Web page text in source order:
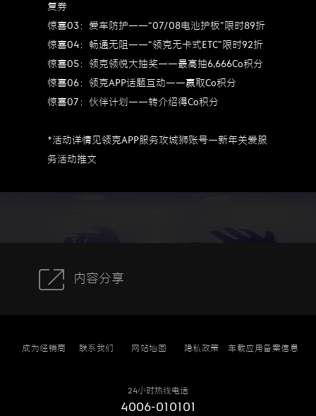
复券
惊喜03：爱车防护——“07/08电池护板”限时89折
惊喜04：畅通无阻——“领克无卡式ETC”限时92折
惊喜05：领克领悦大抽奖——最高抽6,666Co积分
惊喜06：领克APP话题互动——赢取Co积分
惊喜07：伙伴计划——转介绍得Co积分
*活动详情见领克APP服务攻城狮账号—新年关爱服
务活动推文
内容分享
成为经销商 联系我们 网站地图 隐私政策 车载应用备案信息
24小时热线电话
4006-010101